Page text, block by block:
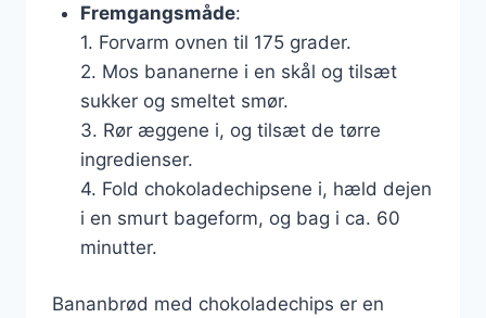
Fremgangsmåde:
1. Forvarm ovnen til 175 grader.
2. Mos bananerne i en skål og tilsæt
sukker og smeltet smør.
3. Rør æggene i, og tilsæt de tørre
ingredienser.
4. Fold chokoladechipsene i, hæld dejen
i en smurt bageform, og bag i ca. 60
minutter.
Bananbrød med chokoladechips er en